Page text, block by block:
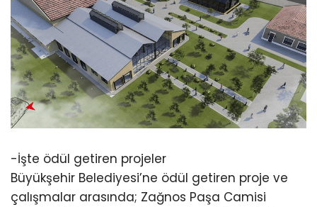
-İşte ödül getiren projeler
Büyükşehir Belediyesi’ne ödül getiren proje ve
çalışmalar arasında; Zağnos Paşa Camisi